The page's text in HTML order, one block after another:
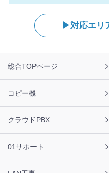
【岐阜県】コピー機
ました。ありがとうござい
2026年8月6日 13:04
した。ありがとうございま
2026年8月6日 11:47
【福岡県】コピー機
対応エリ
ッ
タ
総合TOPページ
コピー機
クラウドPBX
01サポート